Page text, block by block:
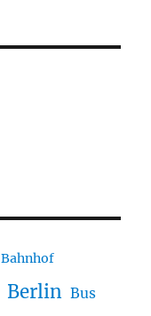
Bahnhof
Berlin Bus